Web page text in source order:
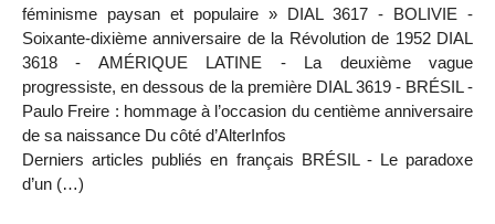
féminisme paysan et populaire » DIAL 3617 - BOLIVIE -
Soixante-dixième anniversaire de la Révolution de 1952 DIAL
3618 - AMÉRIQUE LATINE - La deuxième vague
progressiste, en dessous de la première DIAL 3619 - BRÉSIL -
Paulo Freire : hommage à l’occasion du centième anniversaire
de sa naissance Du côté d’AlterInfos
Derniers articles publiés en français BRÉSIL - Le paradoxe
d’un (…)